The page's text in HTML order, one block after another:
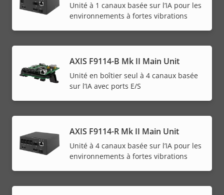
Unité à 1 canaux basée sur l’IA pour les
environnements à fortes vibrations
AXIS F9114-B Mk II Main Unit
Unité en boîtier seul à 4 canaux basée
sur l’IA avec ports E/S
AXIS F9114-R Mk II Main Unit
Unité à 4 canaux basée sur l’IA pour les
environnements à fortes vibrations